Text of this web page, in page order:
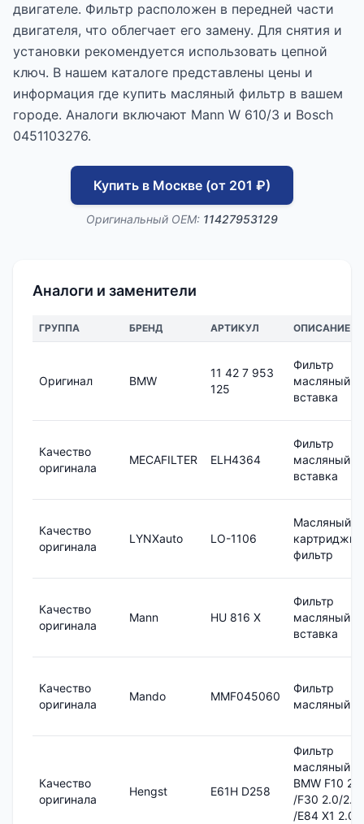
двигателе. Фильтр расположен в передней части
двигателя, что облегчает его замену. Для снятия и
установки рекомендуется использовать цепной
ключ. В нашем каталоге представлены цены и
информация где купить масляный фильтр в вашем
городе. Аналоги включают Mann W 610/3 и Bosch
0451103276.
Купить в Москве (от 201 ₽)
Оригинальный OEM: 11427953129
Аналоги и заменители
ГРУППА БРЕНД АРТИКУЛ ОПИСАНИЕ
Оригинал BMW
11 42 7 953
125
Фильтр
масляный,
вставка
Качество
оригинала
MECAFILTER ELH4364
Фильтр
масляный
вставка
Качество
оригинала
LYNXauto LO-1106
Масляный
фильтр
Качество
оригинала
Mann HU 816 X
Фильтр
масляный,
вставка
Качество
оригинала
Mando MMF045060
Фильтр
масляный
Качество
оригинала
Hengst E61H D258
Фильтр
масляный
BMW F10
/F30 2.0/2.8i
/E84 X1 2.0i